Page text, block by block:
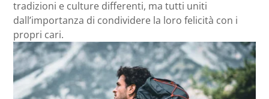
tradizioni e culture differenti, ma tutti uniti
dall’importanza di condividere la loro felicità con i
propri cari.